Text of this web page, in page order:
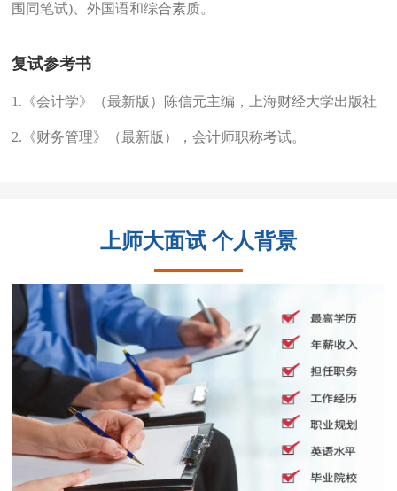
围同笔试)、外国语和综合素质。
复试参考书
1.《会计学》（最新版）陈信元主编，上海财经大学出版社
2.《财务管理》（最新版），会计师职称考试。
上师大面试 个人背景